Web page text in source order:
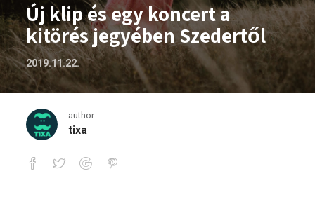
Új klip és egy koncert a
kitörés jegyében Szedertől
2019.11.22.
author:
tixa